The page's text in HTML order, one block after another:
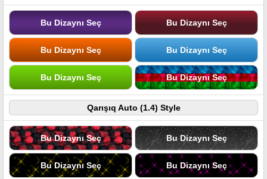
Bu Dizaynı Seç Bu Dizaynı Seç
Bu Dizaynı Seç Bu Dizaynı Seç
Bu Dizaynı Seç Bu Dizaynı Seç
Qarışıq Auto (1.4) Style
Bu Dizaynı Seç Bu Dizaynı Seç
Bu Dizaynı Seç Bu Dizaynı Seç